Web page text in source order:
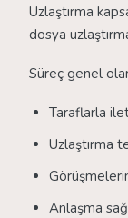
Uzlaştırma
dosya
Süreç genel
Taraflarla
Uzlaştırma
Anlaşma